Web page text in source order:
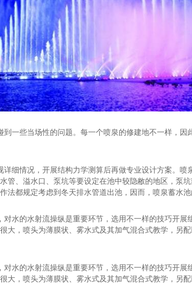
些当场性的问题。每一个喷泉的修建地不一样，因
情况，开展结构力学测算后再做专业设计方案。喷
管、溢水口、泵坑等要设定在池中较隐敝的地区，泵
法都规定考虑到冬天排水管道出池，因而，喷泉蓄水
的水射流操纵是重要环节，选用不一样的技巧开展
大，喷头为薄膜状、雾水式及其加气混合式教学，另
的水射流操纵是重要环节，选用不一样的技巧开展
大，喷头为薄膜状、雾水式及其加气混合式教学，另